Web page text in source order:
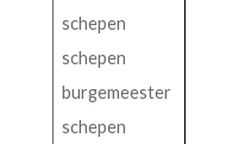
schepen
schepen
burgemeester
schepen